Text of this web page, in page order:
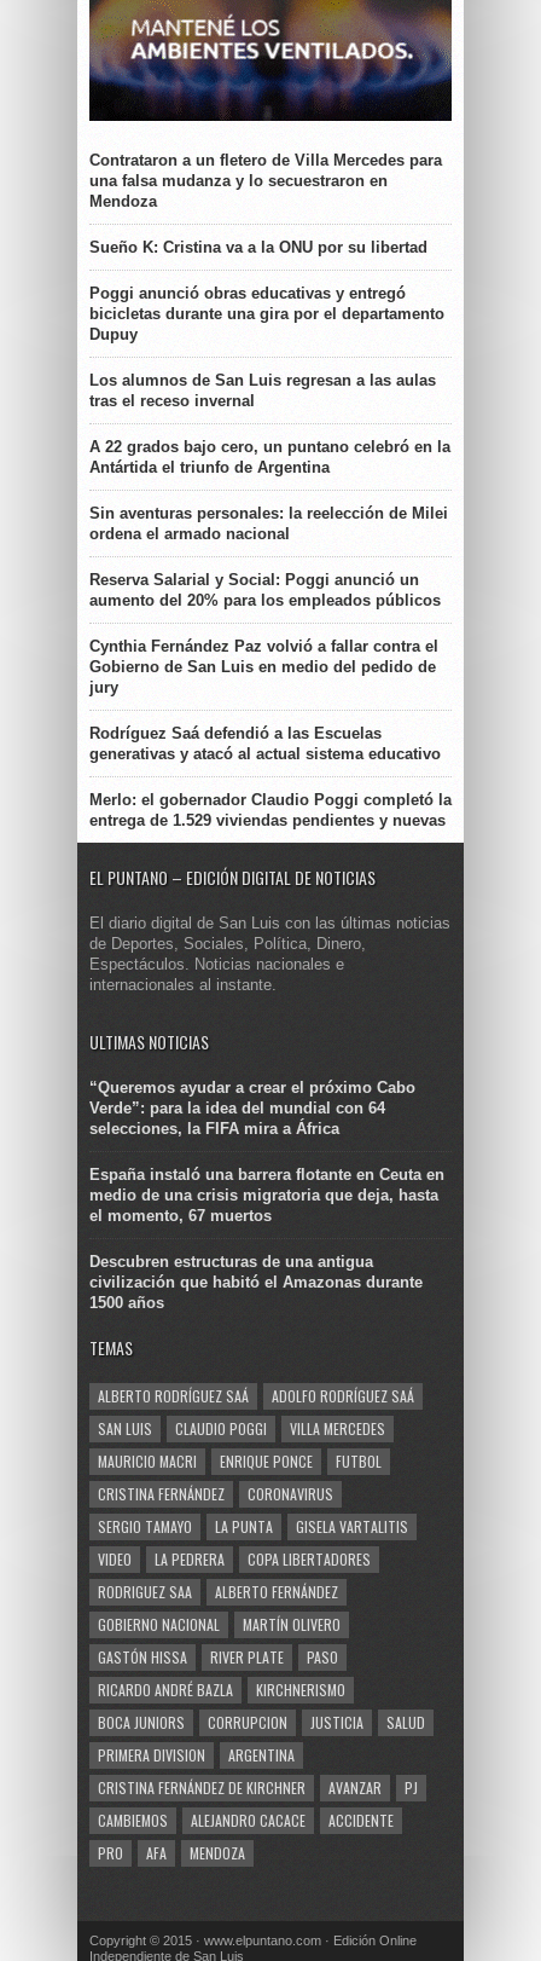
Contrataron a un fletero de Villa Mercedes para
una falsa mudanza y lo secuestraron en
Mendoza
Sueño K: Cristina va a la ONU por su libertad
Poggi anunció obras educativas y entregó
bicicletas durante una gira por el departamento
Dupuy
Los alumnos de San Luis regresan a las aulas
tras el receso invernal
A 22 grados bajo cero, un puntano celebró en la
Antártida el triunfo de Argentina
Sin aventuras personales: la reelección de Milei
ordena el armado nacional
Reserva Salarial y Social: Poggi anunció un
aumento del 20% para los empleados públicos
Cynthia Fernández Paz volvió a fallar contra el
Gobierno de San Luis en medio del pedido de
jury
Rodríguez Saá defendió a las Escuelas
generativas y atacó al actual sistema educativo
Merlo: el gobernador Claudio Poggi completó la
entrega de 1.529 viviendas pendientes y nuevas
EL PUNTANO – EDICIÓN DIGITAL DE NOTICIAS
El diario digital de San Luis con las últimas noticias
de Deportes, Sociales, Política, Dinero,
Espectáculos. Noticias nacionales e
internacionales al instante.
ULTIMAS NOTICIAS
“Queremos ayudar a crear el próximo Cabo
Verde”: para la idea del mundial con 64
selecciones, la FIFA mira a África
España instaló una barrera flotante en Ceuta en
medio de una crisis migratoria que deja, hasta
el momento, 67 muertos
Descubren estructuras de una antigua
civilización que habitó el Amazonas durante
1500 años
TEMAS
ALBERTO RODRÍGUEZ SAÁ
ADOLFO RODRÍGUEZ SAÁ
SAN LUIS
CLAUDIO POGGI
VILLA MERCEDES
MAURICIO MACRI
ENRIQUE PONCE
FUTBOL
CRISTINA FERNÁNDEZ
CORONAVIRUS
SERGIO TAMAYO
LA PUNTA
GISELA VARTALITIS
VIDEO
LA PEDRERA
COPA LIBERTADORES
RODRIGUEZ SAA
ALBERTO FERNÁNDEZ
GOBIERNO NACIONAL
MARTÍN OLIVERO
GASTÓN HISSA
RIVER PLATE
PASO
RICARDO ANDRÉ BAZLA
KIRCHNERISMO
BOCA JUNIORS
CORRUPCION JUSTICIA
SALUD
PRIMERA DIVISION
ARGENTINA
CRISTINA FERNÁNDEZ DE KIRCHNER
AVANZAR
PJ
CAMBIEMOS
ALEJANDRO CACACE
ACCIDENTE
PRO
AFA MENDOZA
Copyright © 2015 · www.elpuntano.com · Edición Online
Independiente de San Luis